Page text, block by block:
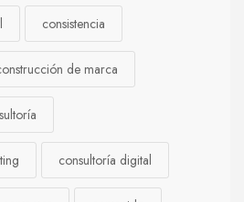
consistencia
de marca
consultoría digital